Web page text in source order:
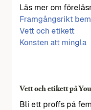
Läs mer om
Framgångsrikt
Vett och etikett
Konsten att mingla
Vett och etikett på
Bli ett proffs på